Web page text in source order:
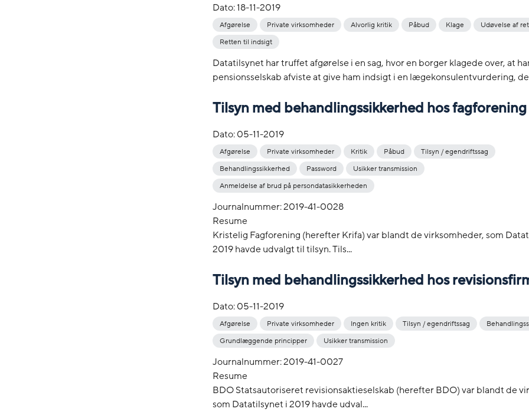
Dato:18-11-2019
Afgørelse Private virksomheder Alvorlig kritik Påbud Klage
Udøvelse af
Retten til indsigt
Datatilsynet har truffet afgørelse i en sag, hvor en borger klagede over, at
pensionsselskab afviste at give ham indsigt i en lægekonsulentvurdering,
Tilsyn med behandlingssikkerhed hos fagforening
Dato:05-11-2019
Afgørelse Private virksomheder Kritik Påbud
Tilsyn / egendriftssag
Behandlingssikkerhed
Password
Usikker transmission
Anmeldelse af brud på persondatasikkerheden
Journalnummer: 2019-41-0028
Resume
Kristelig Fagforening (herefter Krifa) var blandt de virksomheder, som
2019 havde udvalgt til tilsyn. Tils...
Tilsyn med behandlingssikkerhed hos
Dato:05-11-2019
Afgørelse Private virksomheder Ingen kritik Tilsyn / egendriftssag
Grundlæggende principper
Usikker transmission
Journalnummer: 2019-41-0027
Resume
BDO Statsautoriseret revisionsaktieselskab (herefter BDO) var blandt de
som Datatilsynet i 2019 havde udval...